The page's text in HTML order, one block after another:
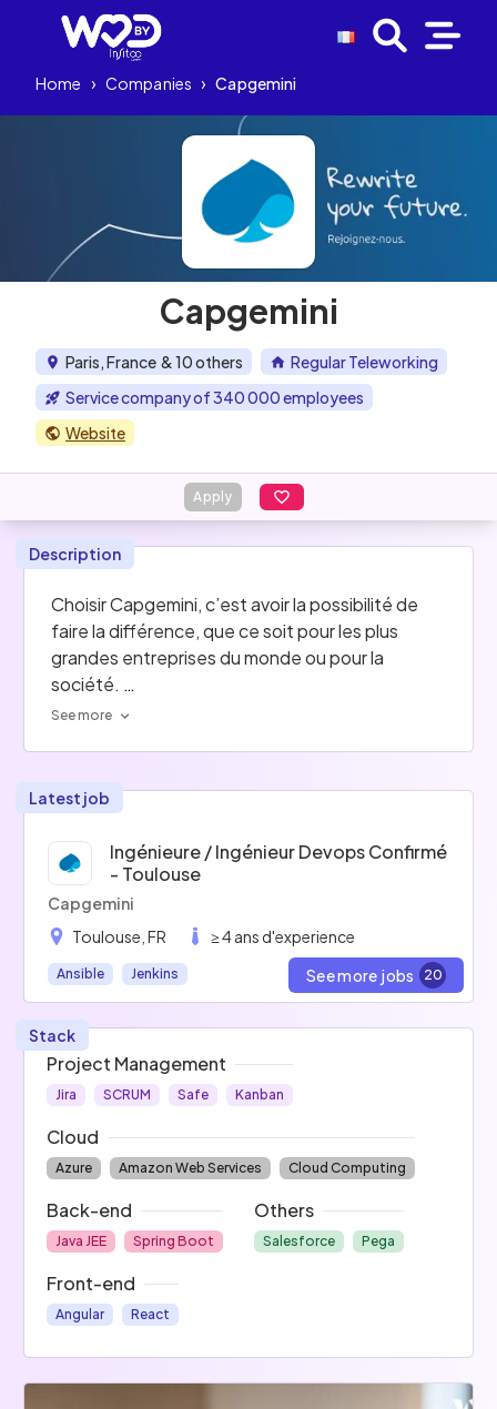
Home › Companies › Capgemini
Capgemini
Paris, France & 10 others
Regular Teleworking
Service company of 340 000 employees
Website
Apply
Description
Choisir Capgemini, c’est avoir la possibilité de
faire la différence, que ce soit pour les plus
grandes entreprises du monde ou pour la
société.
par le Groupe pour s'épanouir au quotidien et
libérer les énergies humaines par la technologie
pour un avenir inclusif et durable.
See more
Latest job
Ingénieure / Ingénieur Devops Confirmé
- Toulouse
Capgemini
Toulouse, FR
≥ 4 ans d'experience
Ansible Jenkins See more jobs 20
Stack
Project Management
Jira SCRUM Safe Kanban
Cloud
Azure Amazon Web Services Cloud Computing
Back-end
Java JEE Spring Boot
Others
Salesforce Pega
Front-end
Angular React